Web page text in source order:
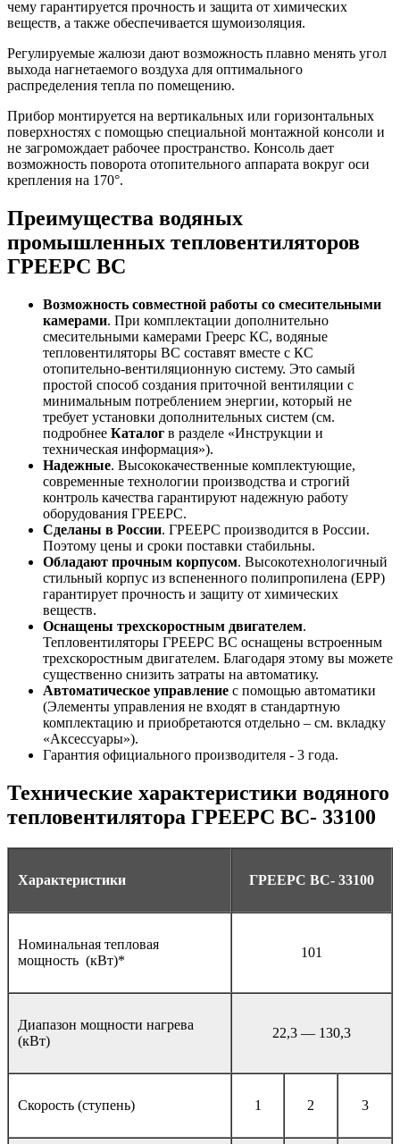
чему гарантируется прочность и защита от химических
веществ, а также обеспечивается шумоизоляция.
Регулируемые жалюзи дают возможность плавно менять угол
выхода нагнетаемого воздуха для оптимального
распределения тепла по помещению.
Прибор монтируется на вертикальных или горизонтальных
поверхностях с помощью специальной монтажной консоли и
не загромождает рабочее пространство. Консоль дает
возможность поворота отопительного аппарата вокруг оси
крепления на 170°.
Преимущества водяных
промышленных тепловентиляторов
ГРЕЕРС ВС
Возможность совместной работы со смесительными
камерами. При комплектации дополнительно
смесительными камерами Греерс КС, водяные
тепловентиляторы ВС составят вместе с КС
отопительно-вентиляционную систему. Это самый
простой способ создания приточной вентиляции с
минимальным потреблением энергии, который не
требует установки дополнительных систем (см.
подробнее Каталог в разделе «Инструкции и
техническая информация»).
Надежные. Высококачественные комплектующие,
современные технологии производства и строгий
контроль качества гарантируют надежную работу
оборудования ГРЕЕРС.
Сделаны в России. ГРЕЕРС производится в России.
Поэтому цены и сроки поставки стабильны.
Обладают прочным корпусом. Высокотехнологичный
стильный корпус из вспененного полипропилена (ЕРР)
гарантирует прочность и защиту от химических
веществ.
Оснащены трехскоростным двигателем.
Тепловентиляторы ГРЕЕРС ВС оснащены встроенным
трехскоростным двигателем. Благодаря этому вы можете
существенно снизить затраты на автоматику.
Автоматическое управление с помощью автоматики
(Элементы управления не входят в стандартную
комплектацию и приобретаются отдельно – см. вкладку
«Аксессуары»).
Гарантия официального производителя - 3 года.
Технические характеристики водяного
тепловентилятора ГРЕЕРС ВС- 33100
Характеристики ГРЕЕРС ВС- 33100
Номинальная тепловая
мощность (кВт)*
101
Диапазон мощности нагрева
(кВт)
22,3 — 130,3
Скорость (ступень) 1 2 3